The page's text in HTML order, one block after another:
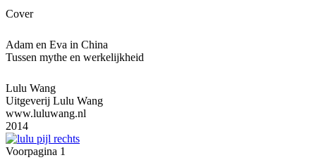
Cover
Adam en Eva in China
Tussen mythe en werkelijkheid
Lulu Wang
Uitgeverij Lulu Wang
www.luluwang.nl
2014
Voorpagina 1